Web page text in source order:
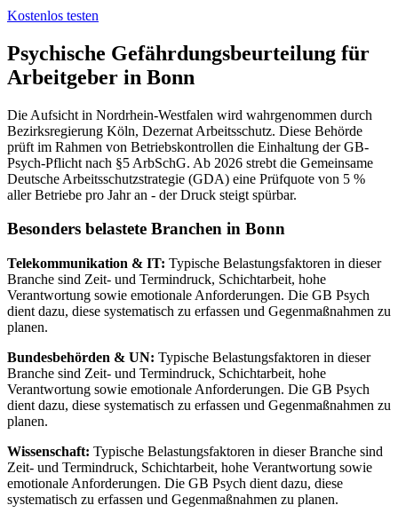
Kostenlos testen
Psychische Gefährdungsbeurteilung für
Arbeitgeber in Bonn
Die Aufsicht in Nordrhein-Westfalen wird wahrgenommen durch
Bezirksregierung Köln, Dezernat Arbeitsschutz. Diese Behörde
prüft im Rahmen von Betriebskontrollen die Einhaltung der GB-
Psych-Pflicht nach §5 ArbSchG. Ab 2026 strebt die Gemeinsame
Deutsche Arbeitsschutzstrategie (GDA) eine Prüfquote von 5 %
aller Betriebe pro Jahr an - der Druck steigt spürbar.
Besonders belastete Branchen in Bonn
Telekommunikation & IT: Typische Belastungsfaktoren in dieser
Branche sind Zeit- und Termindruck, Schichtarbeit, hohe
Verantwortung sowie emotionale Anforderungen. Die GB Psych
dient dazu, diese systematisch zu erfassen und Gegenmaßnahmen zu
planen.
Bundesbehörden & UN: Typische Belastungsfaktoren in dieser
Branche sind Zeit- und Termindruck, Schichtarbeit, hohe
Verantwortung sowie emotionale Anforderungen. Die GB Psych
dient dazu, diese systematisch zu erfassen und Gegenmaßnahmen zu
planen.
Wissenschaft: Typische Belastungsfaktoren in dieser Branche sind
Zeit- und Termindruck, Schichtarbeit, hohe Verantwortung sowie
emotionale Anforderungen. Die GB Psych dient dazu, diese
systematisch zu erfassen und Gegenmaßnahmen zu planen.